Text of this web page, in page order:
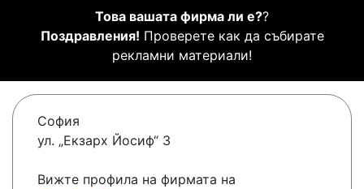
Това вашата фирма ли е??
Поздравления! Проверете как да събирате
рекламни материали!
София
ул. „Екзарх Йосиф“ 3
Вижте профила на фирмата на